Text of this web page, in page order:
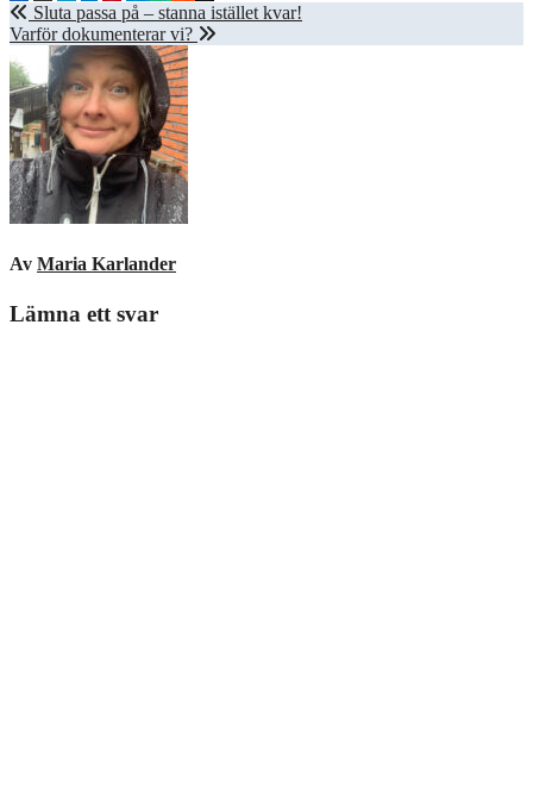
Inläggsnavigering
Sluta passa på – stanna istället kvar!
Varför dokumenterar vi?
Av Maria Karlander
Lämna ett svar